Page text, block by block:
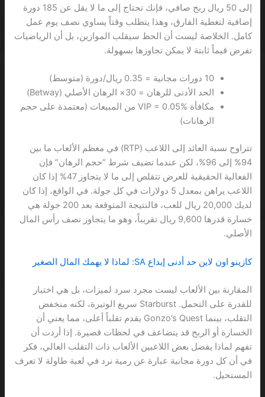
إلى 50 ريال ربح صافي، فإنك تحتاج إلى ما لا يقل عن 185 دورة
إضافية لتغطية الفارق، وهذا يتطلب وقتاً يساوي نصف يوم عمل
كامل. الخلاصة ليست أن الحظ سيقلب الموازين، بل أن الرياضيات
تفرض قيماً ثابتة لا يمكن تجاوزها بسهولة.
10 دورات مجانية = 0.35 ريال/دورة (متوسط)
الحد الأدنى للرهان = 30× الرهان الأصلي (Betway)
مكافأة VIP = 0.05% من المبيعات (معتمدة على حجم
الرهانات)
تتراوح نسبة العائد إلى اللاعب (RTP) في معظم الألعاب ما بين
94% إلى 96%، لكن عندما تضيف شرط “حجم الرهان” فإن
الفعالية الحقيقية للعرض تتقلص إلى ما لا يتجاوز 47% إذا كان
اللاعب يراهن بمعدل 5 دولارات في كل جولة. في الواقع، إذا كان
لديك 20,000 ريال للعب، فالنتيجة المتوقعة بعد 200 جولة هي
خسارة قدرها 9,600 ريال تقريباً، وهو ما يتجاوز نصف رأس المال
الأصلي.
كازينو اون لاين حد أدنى إيداع SA: لماذا لا يهمك المال الصغير
المقارنة بين الألعاب ليست مجرد سرد لميزات، بل هي اختبار
للقدرة على التحمل. Starburst سريع الوتيرة، لكنه منخفض
التقلب، بينما Gonzo’s Quest يقدم تقلباً أعلى، مما يعني أن
الخسارة أو الربح قد يتضاعف في لحظات قصيرة. إذا أردت أن
تفهم لماذا يفضل بعض اللاعبين الألعاب ذات التقلب العالي، فكر
في أن كل دورة مجانية عبارة عن رمية نرد في لعبة طاولة لا تعرف
المستحيل.